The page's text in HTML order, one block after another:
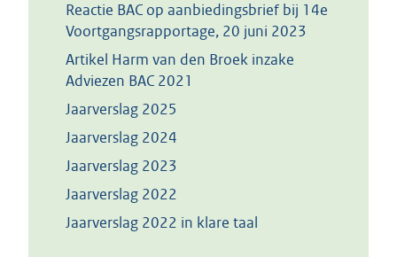
Reactie BAC op aanbiedingsbrief bij 14e
Voortgangsrapportage, 20 juni 2023
Artikel Harm van den Broek inzake
Adviezen BAC 2021
Jaarverslag 2025
Jaarverslag 2024
Jaarverslag 2023
Jaarverslag 2022
Jaarverslag 2022 in klare taal